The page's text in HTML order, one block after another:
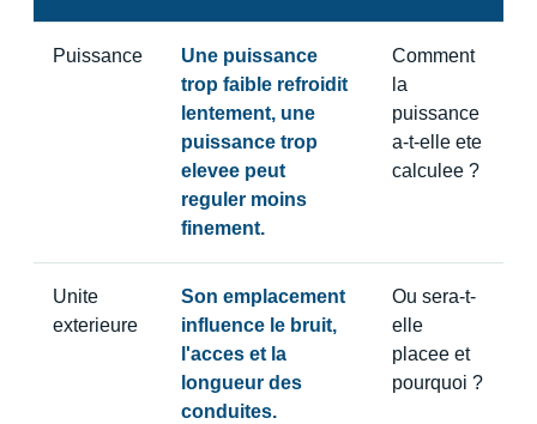
Puissance
Une puissance
trop faible refroidit
lentement, une
puissance trop
elevee peut
reguler moins
finement.
Comment
la
puissance
a-t-elle ete
calculee ?
Unite
exterieure
Son emplacement
influence le bruit,
l'acces et la
longueur des
conduites.
Ou sera-t-
elle
placee et
pourquoi ?